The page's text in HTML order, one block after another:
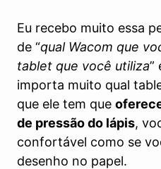
Eu recebo muito essa
de “qual Wacom que
tablet que você utiliza”
importa muito qual
que ele tem que
de pressão do lápis,
confortável como se
desenho no papel.